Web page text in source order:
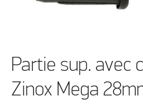
Partie sup. avec
Zinox Mega